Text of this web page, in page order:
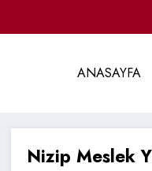
ANASAYFA
Nizip Meslek